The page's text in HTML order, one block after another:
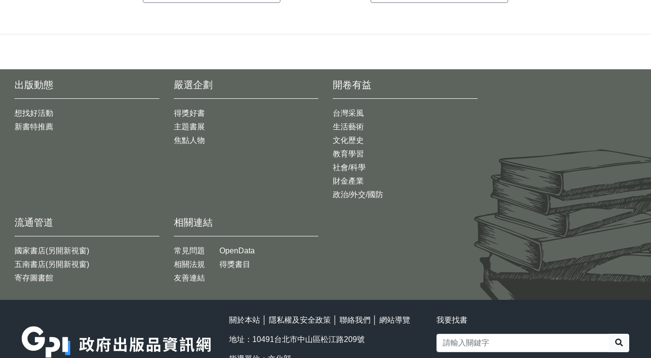
出版動態
想找好活動
新書特推薦
開卷有益
台灣采風
生活藝術
文化歷史
教育學習
社會/科學
財金產業
政治/外交/國防
嚴選企劃
得獎好書
主題書展
焦點人物
流通管道
國家書店(另開新視窗)
五南書店(另開新視窗)
寄存圖書館
相關連結
常見問題
相關法規
友善連結
OpenData
得獎書目
關於本站 隱私權及安全政策 聯絡我們 網站導覽
地址：10491台北市中山區松江路209號
我要找書